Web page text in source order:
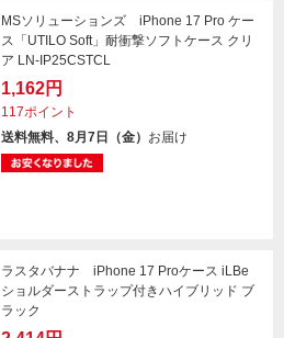
MSソリューションズ iPhone 17 Pro ケー
ス「UTILO Soft」耐衝撃ソフトケース クリ
ア LN-IP25CSTCL
1,162円
117ポイント
送料無料、8月7日（金） お届け
ラスタバナナ iPhone 17 Proケース iLBe
ショルダーストラップ付きハイブリッド ブ
ラック